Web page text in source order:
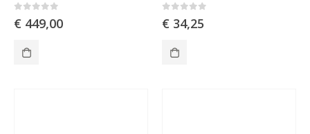
€ 449,00 € 34,25